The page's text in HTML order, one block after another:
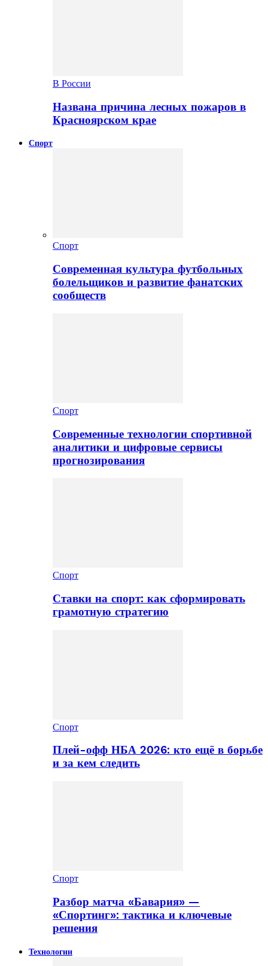
В России
Названа причина лесных пожаров в
Красноярском крае
Спорт
Спорт
Современная культура футбольных
болельщиков и развитие фанатских
сообществ
Спорт
Современные технологии спортивной
аналитики и цифровые сервисы
прогнозирования
Спорт
Ставки на спорт: как сформировать
грамотную стратегию
Спорт
Плей-офф НБА 2026: кто ещё в борьбе
и за кем следить
Спорт
Разбор матча «Бавария» —
«Спортинг»: тактика и ключевые
решения
Технологии